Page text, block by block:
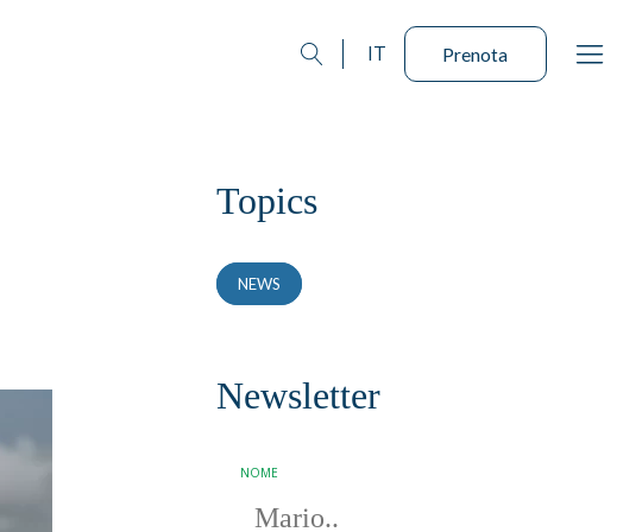
IT Prenota
Topics
NEWS
Newsletter
NOME